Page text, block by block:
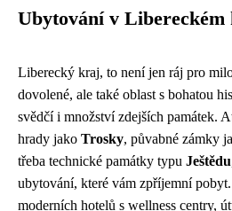
Ubytování v
Liberecký kraj, to není jen ráj pro
dovolené, ale také oblast s bohatou
svědčí i množství zdejších památek.
hrady jako Trosky, půvabné zámky
třeba technické památky typu Ještědu
ubytování, které vám zpříjemní
moderních hotelů s wellness centry,